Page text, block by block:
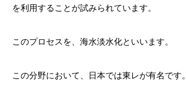
を利用することが試みられています。
このプロセスを、海水淡水化といいます。
この分野において、日本では東レが有名です。